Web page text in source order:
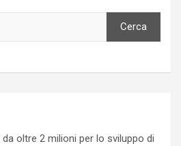
Cerca
oltre 2 milioni per lo sviluppo di